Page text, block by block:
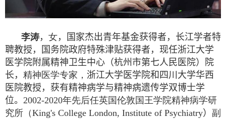
李涛， 女，国家杰出青年基金获得者，长江学者特
聘教授，国务院政府特殊津贴获得者，现任浙江大学
医学院附属精神卫生中心（杭州市第七人民医院）院
长， 精神医学专家 ， 浙江大学医学院和四川大学华西
医院教授，获有精神病学与精神病遗传学双博士学
位。 2002-2020年先后任英国伦敦国王学院精神病学研
究所 （King's College London, Institute of Psychiatry） 副